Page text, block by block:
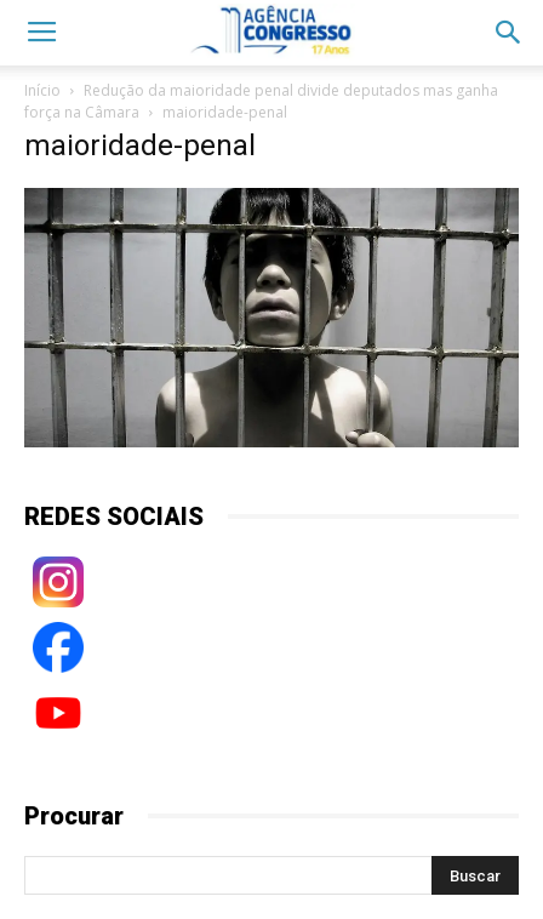
Início
Redução da maioridade penal divide deputados mas ganha
força na Câmara
maioridade-penal
maioridade-penal
REDES SOCIAIS
Procurar